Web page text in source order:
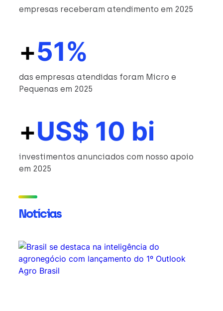
empresas receberam atendimento em 2025
+51%
das empresas atendidas foram Micro e
Pequenas em 2025
+US$ 10 bi
investimentos anunciados com nosso apoio
em 2025
Notícias